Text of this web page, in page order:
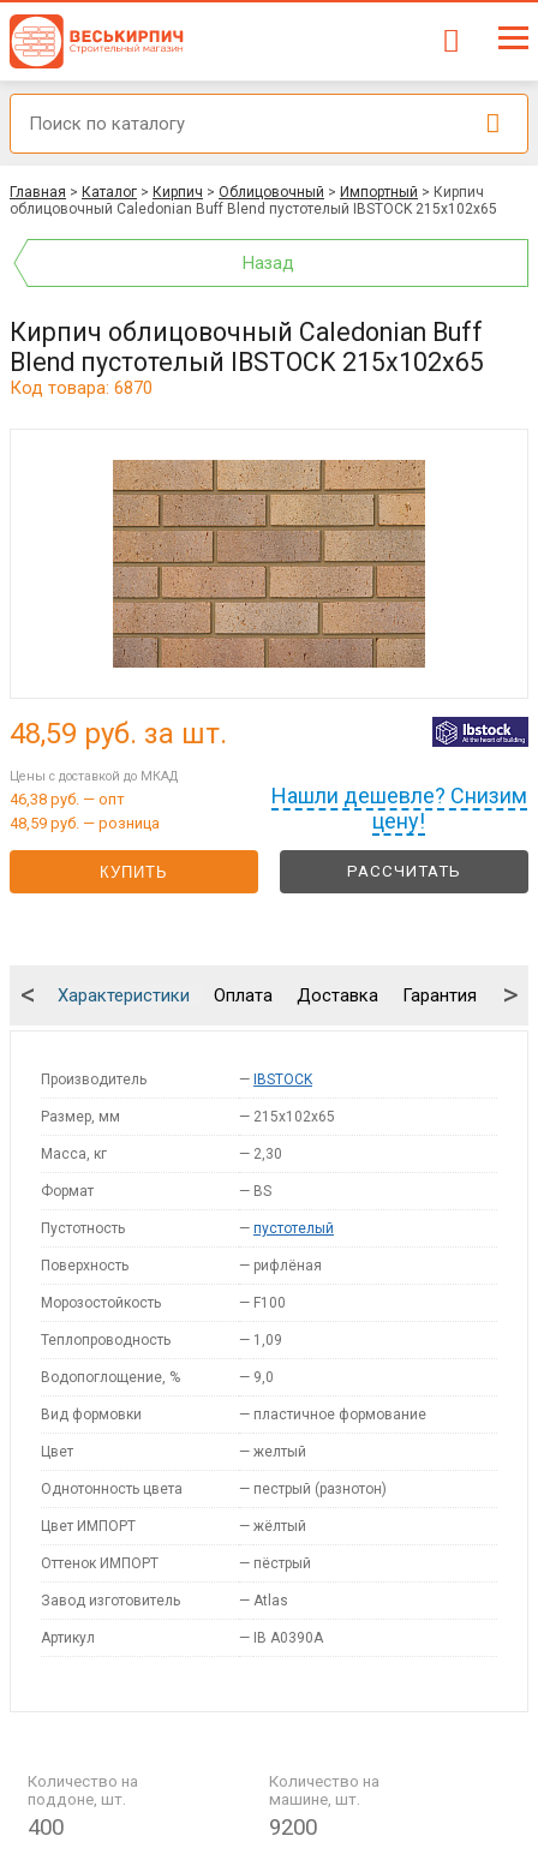
Главная > Каталог > Кирпич > Облицовочный > Импортный > Кирпич
облицовочный Caledonian Buff Blend пустотелый IBSTOCK 215x102x65
Назад
Кирпич облицовочный Caledonian Buff
Blend пустотелый IBSTOCK 215x102x65
Код товара: 6870
Нашли дешевле? Снизим
цену!
48,59 руб. за шт.
Цены с доставкой до МКАД
46,38 руб. — опт
48,59 руб. — розница
КУПИТЬ РАССЧИТАТЬ
Характеристики Оплата Доставка Гарантия
< >
Производитель — IBSTOCK
Размер, мм — 215x102x65
Масса, кг — 2,30
Формат — BS
Пустотность — пустотелый
Поверхность — рифлёная
Морозостойкость — F100
Теплопроводность — 1,09
Водопоглощение, % — 9,0
Вид формовки — пластичное формование
Цвет — желтый
Однотонность цвета — пестрый (разнотон)
Цвет ИМПОРТ — жёлтый
Оттенок ИМПОРТ — пёстрый
Завод изготовитель — Atlas
Артикул — IB A0390A
Количество на
поддоне, шт.
400
Количество на
машине, шт.
9200